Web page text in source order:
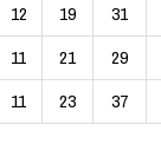
12 19 31
11 21 29
11 23 37